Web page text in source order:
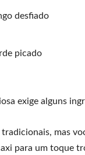
desfiado
picado
exige alguns
tradicionais, mas
para um toque